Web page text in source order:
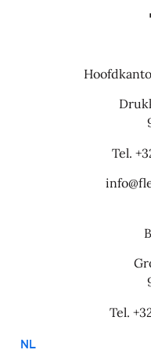
Tel.
Tel.
NL